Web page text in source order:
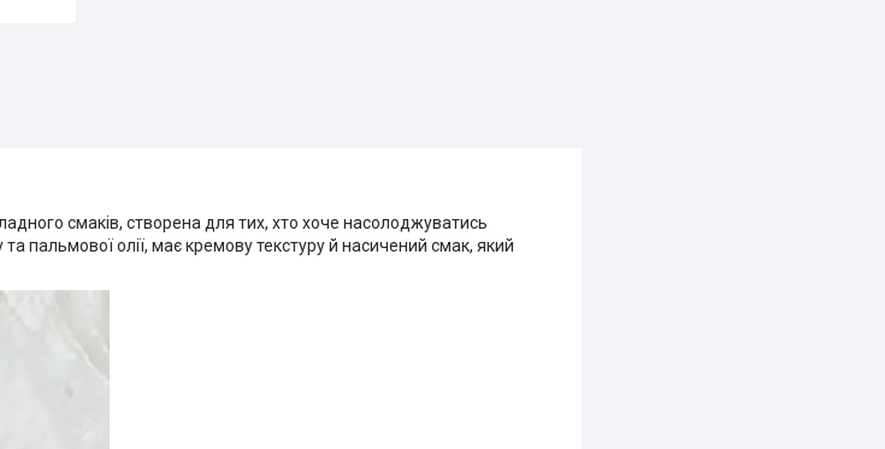
смаків, створена для тих, хто хоче насолоджуватись
пальмової олії, має кремову текстуру й насичений смак, який